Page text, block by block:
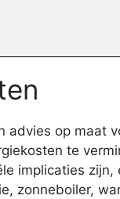
op maat
te
implicaties
zonneboiler,